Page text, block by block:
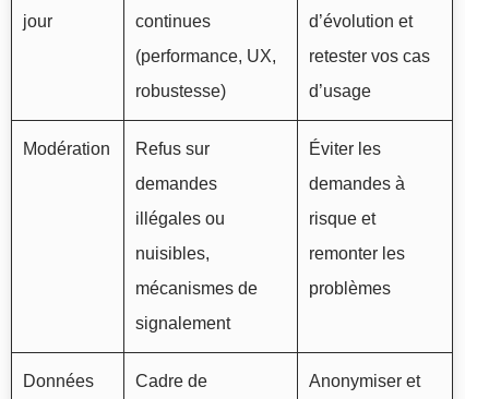
jour
continues
(performance, UX,
robustesse)
d’évolution et
retester vos cas
d’usage
Modération
Refus sur
demandes
illégales ou
nuisibles,
mécanismes de
signalement
Éviter les
demandes à
risque et
remonter les
problèmes
Données
Cadre de
Anonymiser et